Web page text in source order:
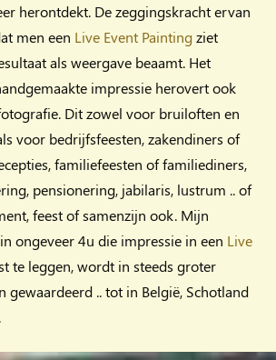
herontdekt. De zeggingskracht ervan
men een Live Event Paintingziet
als weergave beaamt. Het
impressie herovert ook
Dit zowel voor bruiloften en
voor bedrijfsfeesten, zakendiners of
familiefeesten of familiediners,
pensionering, jabilaris, lustrum .. of
feest of samenzijn ook. Mijn
ongeveer 4u die impressie in een Live
te leggen, wordt in steeds groter
gewaardeerd .. tot in België, Schotland